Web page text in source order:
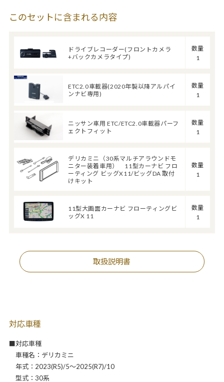
このセットに含まれる内容
ドライブレコーダー(フロントカメラ
+バックカメラタイプ)
数量
1
ETC2.0車載器(2020年製以降アルパイ
ンナビ専用)
数量
1
ニッサン車用 ETC/ETC2.0車載器パーフ
ェクトフィット
数量
1
デリカミニ（30系マルチアラウンドモ
ニター装着車用） 11型カーナビ フロ
ーティング ビッグX11/ビッグDA 取付
けキット
数量
1
11型大画面カーナビ フローティングビ
ッグX 11
数量
1
取扱説明書
対応車種
■対応車種
車種名：デリカミニ
年式：2023(R5)/5～2025(R7)/10
型式：30系